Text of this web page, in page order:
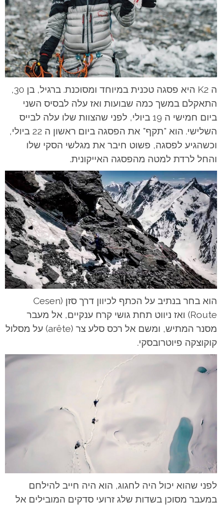
ה K2 היא פסגה טכנית במיוחד ומסוכנת. ברגיל, בן 30,
התאקלם במשך כמה שבועות ואז עלה לבסיס השני
ביום חמישי ה 19 ביולי, לפני שהצוות שלו עלה לבייס
השלישי. הוא "תקף" את הפסגה ביום ראשון ה 22 ביולי,
וכשהגיע לפסגה, פשוט חיבר את מגלשי הסקי שלו
והחל לרדת למטה מהפסגה האייקונית.
הוא בחר בנתיב על הכתף לכיוון דרך סזן (Cesen
Route) ואז ניווט תחת גושי קרח ענקיים, אל מעבר
מסנר המתיש, ומשם אל רכס סלע צר (arête) על מסלול
קוקוצקה פיוטרובסקי.
לפני שהוא יכול היה לחגוג, הוא היה חייב להילחם
במעבר מסוכן בשדות שלג זרועי סדקים המובילים אל